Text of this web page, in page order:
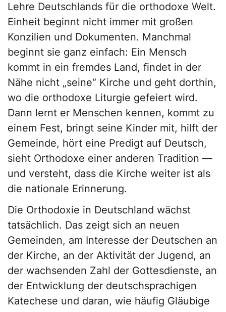
Lehre Deutschlands für die orthodoxe Welt.
Einheit beginnt nicht immer mit großen
Konzilien und Dokumenten. Manchmal
beginnt sie ganz einfach: Ein Mensch
kommt in ein fremdes Land, findet in der
Nähe nicht „seine“ Kirche und geht dorthin,
wo die orthodoxe Liturgie gefeiert wird.
Dann lernt er Menschen kennen, kommt zu
einem Fest, bringt seine Kinder mit, hilft der
Gemeinde, hört eine Predigt auf Deutsch,
sieht Orthodoxe einer anderen Tradition —
und versteht, dass die Kirche weiter ist als
die nationale Erinnerung.
Die Orthodoxie in Deutschland wächst
tatsächlich. Das zeigt sich an neuen
Gemeinden, am Interesse der Deutschen an
der Kirche, an der Aktivität der Jugend, an
der wachsenden Zahl der Gottesdienste, an
der Entwicklung der deutschsprachigen
Katechese und daran, wie häufig Gläubige